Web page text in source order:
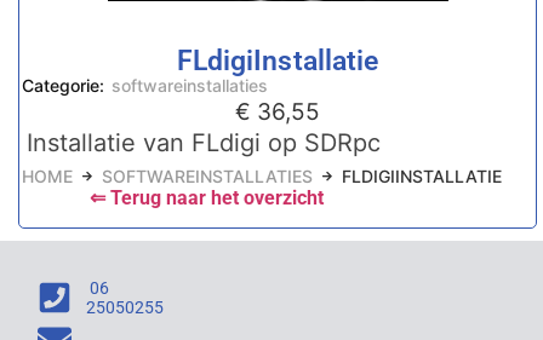
FLdigiInstallatie
Categorie: softwareinstallaties
€ 36,55
Installatie van FLdigi op SDRpc
HOME SOFTWAREINSTALLATIES FLDIGIINSTALLATIE
⇐ Terug naar het overzicht
06
25050255